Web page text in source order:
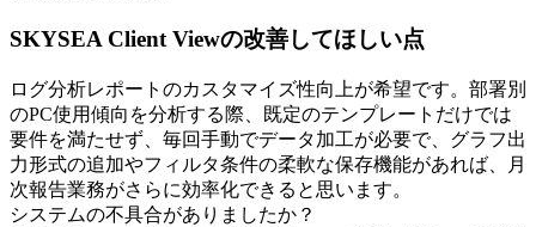
SKYSEA Client Viewの改善してほしい点
ログ分析レポートのカスタマイズ性向上が希望です。部署別
のPC使用傾向を分析する際、既定のテンプレートだけでは
要件を満たせず、毎回手動でデータ加工が必要で、グラフ出
力形式の追加やフィルタ条件の柔軟な保存機能があれば、月
次報告業務がさらに効率化できると思います。
システムの不具合がありましたか？